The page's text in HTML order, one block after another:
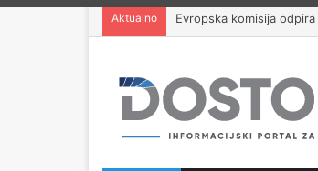
Aktualno Evropska komisija